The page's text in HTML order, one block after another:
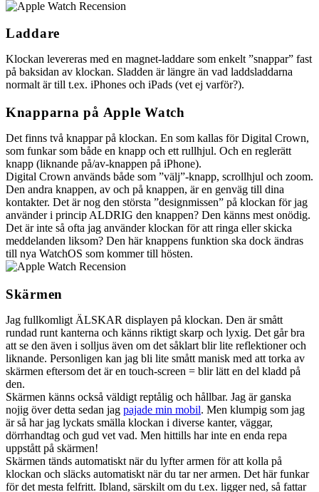
Laddare
Klockan levereras med en magnet-laddare som enkelt ”snappar” fast
på baksidan av klockan. Sladden är längre än vad laddsladdarna
normalt är till t.ex. iPhones och iPads (vet ej varför?).
Knapparna på Apple Watch
Det finns två knappar på klockan. En som kallas för Digital Crown,
som funkar som både en knapp och ett rullhjul. Och en reglerätt
knapp (liknande på/av-knappen på iPhone).
Digital Crown används både som ”välj”-knapp, scrollhjul och zoom.
Den andra knappen, av och på knappen, är en genväg till dina
kontakter. Det är nog den största ”designmissen” på klockan för jag
använder i princip ALDRIG den knappen? Den känns mest onödig.
Det är inte så ofta jag använder klockan för att ringa eller skicka
meddelanden liksom? Den här knappens funktion ska dock ändras
till nya WatchOS som kommer till hösten.
Skärmen
Jag fullkomligt ÄLSKAR displayen på klockan. Den är smått
rundad runt kanterna och känns riktigt skarp och lyxig. Det går bra
att se den även i solljus även om det såklart blir lite reflektioner och
liknande. Personligen kan jag bli lite smått manisk med att torka av
skärmen eftersom det är en touch-screen = blir lätt en del kladd på
den.
Skärmen känns också väldigt reptålig och hållbar. Jag är ganska
nojig över detta sedan jag pajade min mobil. Men klumpig som jag
är så har jag lyckats smälla klockan i diverse kanter, väggar,
dörrhandtag och gud vet vad. Men hittills har inte en enda repa
uppstått på skärmen!
Skärmen tänds automatiskt när du lyfter armen för att kolla på
klockan och släcks automatiskt när du tar ner armen. Det här funkar
för det mesta felfritt. Ibland, särskilt om du t.ex. ligger ned, så fattar